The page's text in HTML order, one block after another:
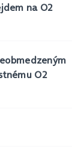
na O2
O2